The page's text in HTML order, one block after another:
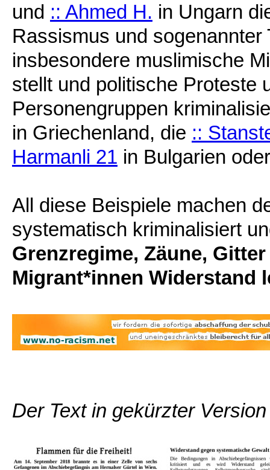
und :: Ahmed H. in Ungarn
Rassismus und
insbesondere muslimische
stellt und politische Proteste
Personengruppen
in Griechenland, die ::
Harmanli 21 in Bulgarien
All diese Beispiele machen
systematisch kriminalisiert
Grenzregime, Zäune,
Migrant*innen Widerstand
Der Text in gekürzter